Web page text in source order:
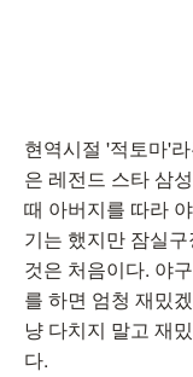
현역시절 '적토마'
은 레전드 스타 삼
때 아버지를 따라
기는 했지만 잠실
것은 처음이다. 야
를 하면 엄청 재밌
냥 다치지 말고 재
다.